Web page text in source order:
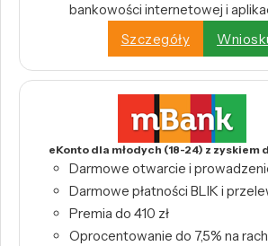
bankowości internetowej i
Szczegóły
eKonto dla młodych (18-24) z zyskiem
Darmowe otwarcie i
Darmowe płatności BLIK i
Premia do 410 zł
Oprocentowanie do 7,5% na